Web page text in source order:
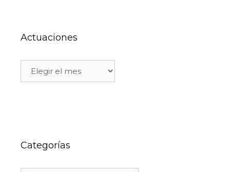
Actuaciones
Categorías